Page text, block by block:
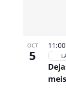
OCT
5
11:00